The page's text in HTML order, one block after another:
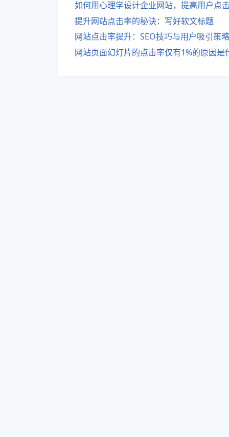
如何用心理学设计企业网站，提高用户点
提升网站点击率的秘诀：写好软文标题
网站点击率提升：SEO技巧与用户吸引策略
网站页面幻灯片的点击率仅有1%的原因是